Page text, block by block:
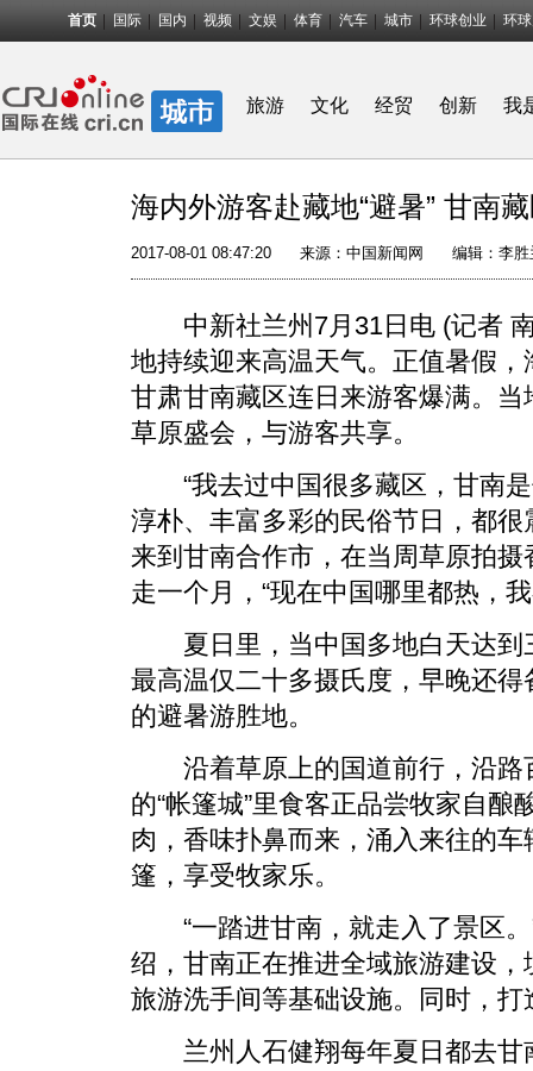
首页 国际 国内 视频 文娱 体育 汽车 城市 环球创业 环
旅游 文化 经贸 创新 我
海内外游客赴藏地“避暑” 甘南
2017-08-01 08:47:20 来源： 中国新闻网 编辑：李胜
中新社兰州7月31日电 (记者 南
地持续迎来高温天气。正值暑假
甘肃甘南藏区连日来游客爆满。
草原盛会，与游客共享。
“我去过中国很多藏区，甘南是
淳朴、丰富多彩的民俗节日，都
来到甘南合作市，在当周草原拍
走一个月，“现在中国哪里都热，
夏日里，当中国多地白天达到
最高温仅二十多摄氏度，早晚还
的避暑游胜地。
沿着草原上的国道前行，沿路
的“帐篷城”里食客正品尝牧家自
肉，香味扑鼻而来，涌入来往的
篷，享受牧家乐。
“一踏进甘南，就走入了景区。
绍，甘南正在推进全域旅游建设
旅游洗手间等基础设施。同时，打
兰州人石健翔每年夏日都去甘